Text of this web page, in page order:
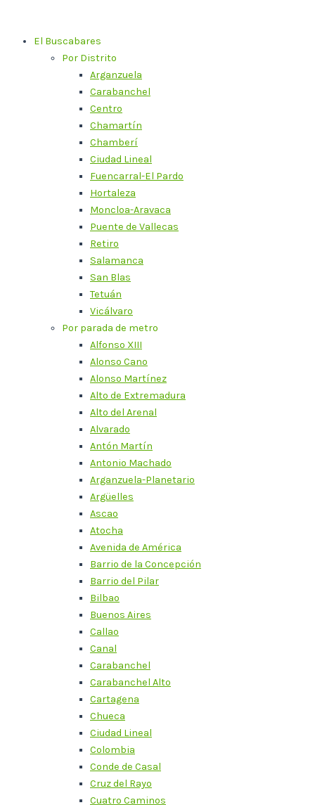
contenidoEl Buscabares
Por Distrito
Arganzuela
Carabanchel
Centro
Chamartín
Chamberí
Ciudad Lineal
Fuencarral-El Pardo
Hortaleza
Moncloa-Aravaca
Puente de Vallecas
Retiro
Salamanca
San Blas
Tetuán
Vicálvaro
Por parada de metro
Alfonso XIII
Alonso Cano
Alonso Martínez
Alto de Extremadura
Alto del Arenal
Alvarado
Antón Martín
Antonio Machado
Arganzuela-Planetario
Argüelles
Ascao
Atocha
Avenida de América
Barrio de la Concepción
Barrio del Pilar
Bilbao
Buenos Aires
Callao
Canal
Carabanchel
Carabanchel Alto
Cartagena
Chueca
Ciudad Lineal
Colombia
Conde de Casal
Cruz del Rayo
Cuatro Caminos